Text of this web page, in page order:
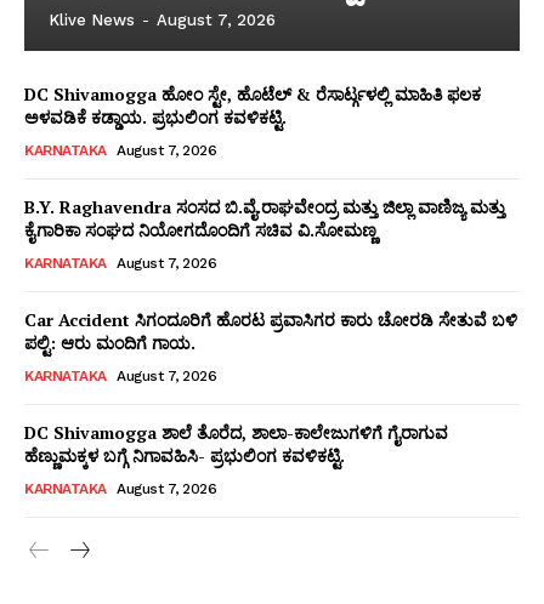
Link
Klive News - August 7, 2026
DC Shivamogga ಹೋಂ ಸ್ಟೇ, ಹೊಟೆಲ್ & ರೆಸಾರ್ಟ್ಗಳಲ್ಲಿ ಮಾಹಿತಿ ಫಲಕ
ಅಳವಡಿಕೆ ಕಡ್ಡಾಯ. ಪ್ರಭುಲಿಂಗ ಕವಳಿಕಟ್ಟಿ.
KARNATAKA August 7, 2026
B.Y. Raghavendra ಸಂಸದ ಬಿ.ವೈ.ರಾಘವೇಂದ್ರ ಮತ್ತು ಜಿಲ್ಲಾ ವಾಣಿಜ್ಯ ಮತ್ತು
ಕೈಗಾರಿಕಾ ಸಂಘದ ನಿಯೋಗದೊಂದಿಗೆ ಸಚಿವ ವಿ‌.ಸೋಮಣ್ಣ
KARNATAKA August 7, 2026
Car Accident ಸಿಗಂದೂರಿಗೆ ಹೊರಟ ಪ್ರವಾಸಿಗರ ಕಾರು ಚೋರಡಿ ಸೇತುವೆ ಬಳಿ
ಪಲ್ಟಿ: ಆರು ಮಂದಿಗೆ ಗಾಯ.
KARNATAKA August 7, 2026
DC Shivamogga ಶಾಲೆ ತೊರೆದ, ಶಾಲಾ-ಕಾಲೇಜುಗಳಿಗೆ ಗೈರಾಗುವ
ಹೆಣ್ಣುಮಕ್ಕಳ ಬಗ್ಗೆ ನಿಗಾವಹಿಸಿ- ಪ್ರಭುಲಿಂಗ ಕವಳಿಕಟ್ಟಿ.
KARNATAKA August 7, 2026